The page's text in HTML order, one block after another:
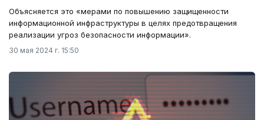
Объясняется это «мерами по повышению защищенности
информационной инфраструктуры в целях предотвращения
реализации угроз безопасности информации».
30 мая 2024 г. 15:50